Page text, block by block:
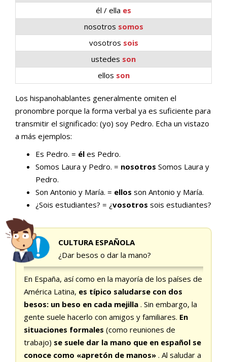
él / ella es
nosotros somos
vosotros sois
ustedes son
ellos son
Los hispanohablantes generalmente omiten el
pronombre porque la forma verbal ya es suficiente para
transmitir el significado: (yo) soy Pedro. Echa un vistazo
a más ejemplos:
Es Pedro. = él es Pedro.
Somos Laura y Pedro. = nosotros Somos Laura y
Pedro.
Son Antonio y María. = ellos son Antonio y María.
¿Sois estudiantes? = ¿vosotros sois estudiantes?
CULTURA ESPAÑOLA
¿Dar besos o dar la mano?
En España, así como en la mayoría de los países de
América Latina, es típico saludarse con dos
besos: un beso en cada mejilla . Sin embargo, la
gente suele hacerlo con amigos y familiares. En
situaciones formales (como reuniones de
trabajo) se suele dar la mano que en español se
conoce como «apretón de manos» . Al saludar a